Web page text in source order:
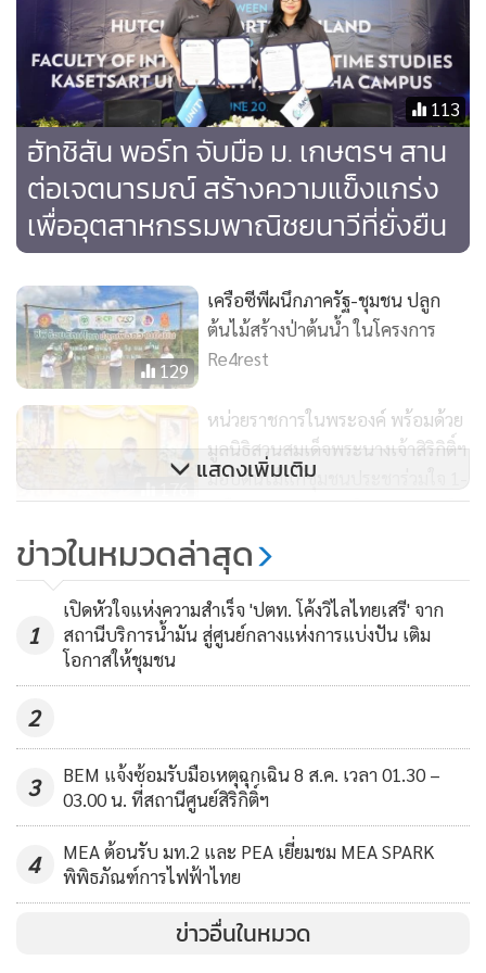
มร.สตีเฟ้นท์ อาร์ชเวิรท กรรมการผู้จัดการ ฮัทชิสัน พอร์ท
สัน พอร์ท ประเทศไทย มุ่งมั่นทำงานอย่างต่อเนื่องเพื่อบรรลุแผน
งานกลยุทธ์ “อนาคตเพื่อความยั่งยืนของเรา (Our Sustainable
Future)” ผ่านการพัฒนาแบบบูรณาการในสามด้าน คือ
บุคลากร ชุมชน และสิ่งแวดล้อม โดยกิจกรรมปลูกสวนป่าที่ร่วม
กับคณะพาณิชยนาวีนานาชาติ มหาวิทยาลัยเกษตรศาตร์
วิทยาเขตศรีราชา ถือเป็นก้าวแรกหลังจากลงนามร่วมกันเป็นปีที่
สองเพื่อสะท้อนให้เห็นถึงความตั้งใจของเราที่จะทำสิ่งที่
ฉบังในระยะยาวต่อไป เราเชื่อว่านี่จะเป็นจุดเริ่มต้นที่ดีที่จะได้
ชักชวนให้นักศึกษา บุคลากรในมหาวิทยาลัย และผู้คนในชุมชน
โดยรอบได้มาร่วมกันเพิ่มพื้นที่สีเขียวและดูแลโลกใบนี้ไปด้วยกัน
กับเรา”
113
ฮัทชิสัน พอร์ท จับมือ ม. เกษตรฯ สาน
ต่อเจตนารมณ์ สร้างความแข็งแกร่ง
เพื่ออุตสาหกรรมพาณิชยนาวีที่ยั่งยืน
129
เครือซีพีผนึกภาครัฐ-ชุมชน ปลูก
ต้นไม้สร้างป่าต้นน้ำ ในโครงการ
Re4rest
176
หน่วยราชการในพระองค์ พร้อมด้วย
มูลนิธิสวนสมเด็จพระนางเจ้าสิริกิติ์ฯ
มอบต้นไม้แก่ชุมชนประชาร่วมใจ 1-
2 สืบสานพระราชปณิธาน เศรษฐกิจ
46
สสส.- สมาคม SYSI เปิดตลาด
นวัตกรรมทางสังคม ให้คนรุ่นใหม่นำ
เสนอผลงาน จับคู่นวัตกรกับนัก
แสดงเพิ่มเติม
ข่าวในหมวดล่าสุด
1
เปิดหัวใจแห่งความสำเร็จ 'ปตท. โค้งวิไลไทยเสรี' จาก
สถานีบริการน้ำมัน สู่ศูนย์กลางแห่งการแบ่งปัน เติม
โอกาสให้ชุมชน
2
3
BEM แจ้งซ้อมรับมือเหตุฉุกเฉิน 8 ส.ค. เวลา 01.30 –
03.00 น. ที่สถานีศูนย์สิริกิติ์ฯ
4
MEA ต้อนรับ มท.2 และ PEA เยี่ยมชม MEA SPARK
พิพิธภัณฑ์การไฟฟ้าไทย
ข่าวอื่นในหมวด